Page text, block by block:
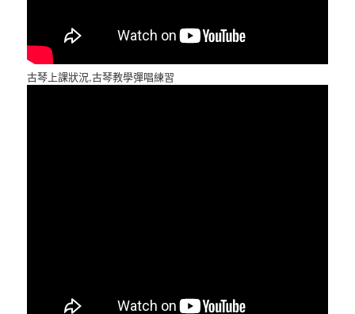
古琴上課狀況,古琴教學彈唱練習